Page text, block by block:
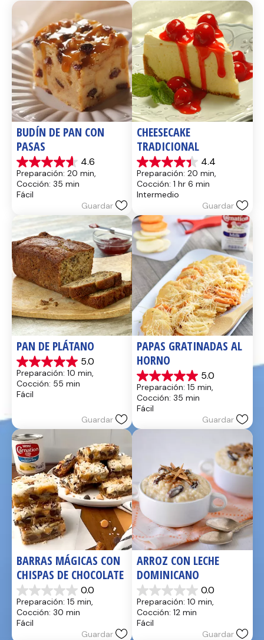
BUDÍN DE PAN CON
PASAS
4.6
4.6
de
5
estrellas.
reseñas
Preparación: 20 min,
Cocción: 35 min
Fácil
Guardar
CHEESECAKE
TRADICIONAL
4.4
4.4
de
5
estrellas.
reseñas
Preparación: 20 min,
Cocción: 1 hr 6 min
Intermedio
Guardar
PAN DE PLÁTANO
5.0
5.0
de
5
estrellas.
Preparación: 10 min,
Cocción: 55 min
Fácil
Guardar
PAPAS GRATINADAS AL
HORNO
5.0
5.0
de
5
estrellas.
Preparación: 15 min,
Cocción: 35 min
Fácil
Guardar
BARRAS MÁGICAS CON
CHISPAS DE CHOCOLATE
0.0
0.0
de
5
estrellas.
Preparación: 15 min,
Cocción: 30 min
Fácil
Guardar
ARROZ CON LECHE
DOMINICANO
0.0
0.0
de
5
estrellas.
Preparación: 10 min,
Cocción: 12 min
Fácil
Guardar